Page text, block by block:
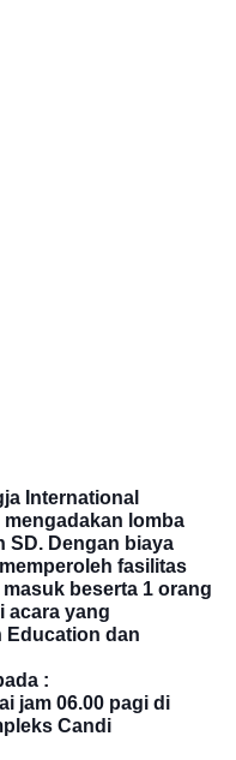
International
mengadakan lomba
SD. Dengan biaya
fasilitas
beserta 1 orang
acara yang
Education dan
:
jam 06.00 pagi di
Candi